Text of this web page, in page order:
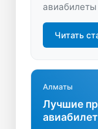
цены,
чтобы
Читать
Алматы
Лучшие